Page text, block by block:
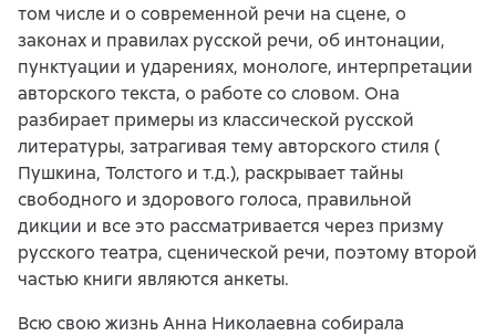
том числе и о современной речи на сцене, о
законах и правилах русской речи, об интонации,
пунктуации и ударениях, монологе, интерпретации
авторского текста, о работе со словом. Она
разбирает примеры из классической русской
литературы, затрагивая тему авторского стиля (
Пушкина, Толстого и т.д.), раскрывает тайны
свободного и здорового голоса, правильной
дикции и все это рассматривается через призму
русского театра, сценической речи, поэтому второй
частью книги являются анкеты.
Всю свою жизнь Анна Николаевна собирала